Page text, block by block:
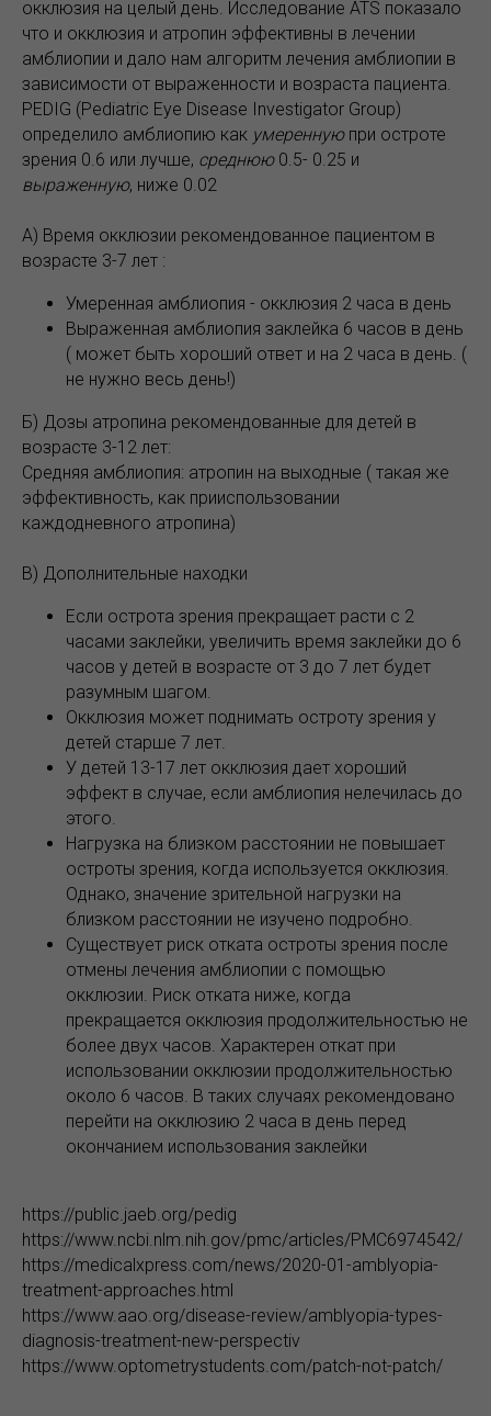
окклюзия на целый день. Исследование ATS показало
что и окклюзия и атропин эффективны в лечении
амблиопии и дало нам алгоритм лечения амблиопии в
зависимости от выраженности и возраста пациента.
PEDIG (Pediatric Eye Disease Investigator Group)
определило амблиопию как умереннуюпри остроте
зрения 0.6 или лучше, среднюю0.5- 0.25 и
выраженную, ниже 0.02
А) Время окклюзии рекомендованное пациентом в
возрасте 3-7 лет :
Умеренная амблиопия - окклюзия 2 часа в день
Выраженная амблиопия заклейка 6 часов в день
( может быть хороший ответ и на 2 часа в день. (
не нужно весь день!)
Б) Дозы атропина рекомендованные для детей в
возрасте 3-12 лет:
Средняя амблиопия: атропин на выходные ( такая же
эффективность, как прииспользовании
каждодневного атропина)
В) Дополнительные находки
Если острота зрения прекращает расти с 2
часами заклейки, увеличить время заклейки до 6
часов у детей в возрасте от 3 до 7 лет будет
разумным шагом.
Окклюзия может поднимать остроту зрения у
детей старше 7 лет.
У детей 13-17 лет окклюзия дает хороший
эффект в случае, если амблиопия нелечилась до
этого.
Нагрузка на близком расстоянии не повышает
остроты зрения, когда используется окклюзия.
Однако, значение зрительной нагрузки на
близком расстоянии не изучено подробно.
Существует риск отката остроты зрения после
отмены лечения амблиопии с помощью
окклюзии. Риск отката ниже, когда
прекращается окклюзия продолжительностью не
более двух часов. Характерен откат при
использовании окклюзии продолжительностью
около 6 часов. В таких случаях рекомендовано
перейти на окклюзию 2 часа в день перед
окончанием использования заклейки
https://public.jaeb.org/pedig
https://www.ncbi.nlm.nih.gov/pmc/articles/PMC6974542/
https://medicalxpress.com/news/2020-01-amblyopia-
treatment-approaches.html
https://www.aao.org/disease-review/amblyopia-types-
diagnosis-treatment-new-perspectiv
https://www.optometrystudents.com/patch-not-patch/